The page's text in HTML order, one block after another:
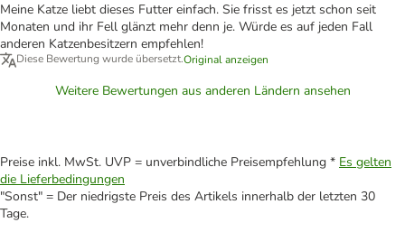
Meine Katze liebt dieses Futter einfach. Sie frisst es jetzt schon seit
Monaten und ihr Fell glänzt mehr denn je. Würde es auf jeden Fall
anderen Katzenbesitzern empfehlen!
Diese Bewertung wurde übersetzt.Original anzeigen
Weitere Bewertungen aus anderen Ländern ansehen
Preise inkl. MwSt. UVP = unverbindliche Preisempfehlung * Es gelten
die Lieferbedingungen
"Sonst" = Der niedrigste Preis des Artikels innerhalb der letzten 30
Tage.